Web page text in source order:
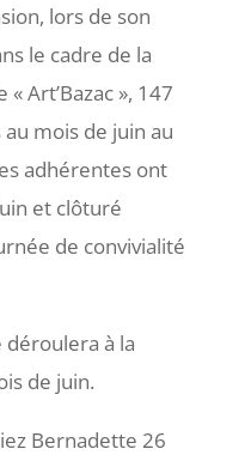
lors de son
le cadre de la
Art’Bazac », 147
mois de juin au
adhérentes ont
et clôturé
de convivialité
déroulera à la
de juin.
Bernadette 26